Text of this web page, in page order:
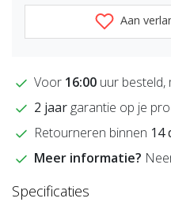
Aan
Voor 16:00 uur besteld,
2 jaargarantie op je
Retourneren binnen 14
Meer informatie?
Specificaties